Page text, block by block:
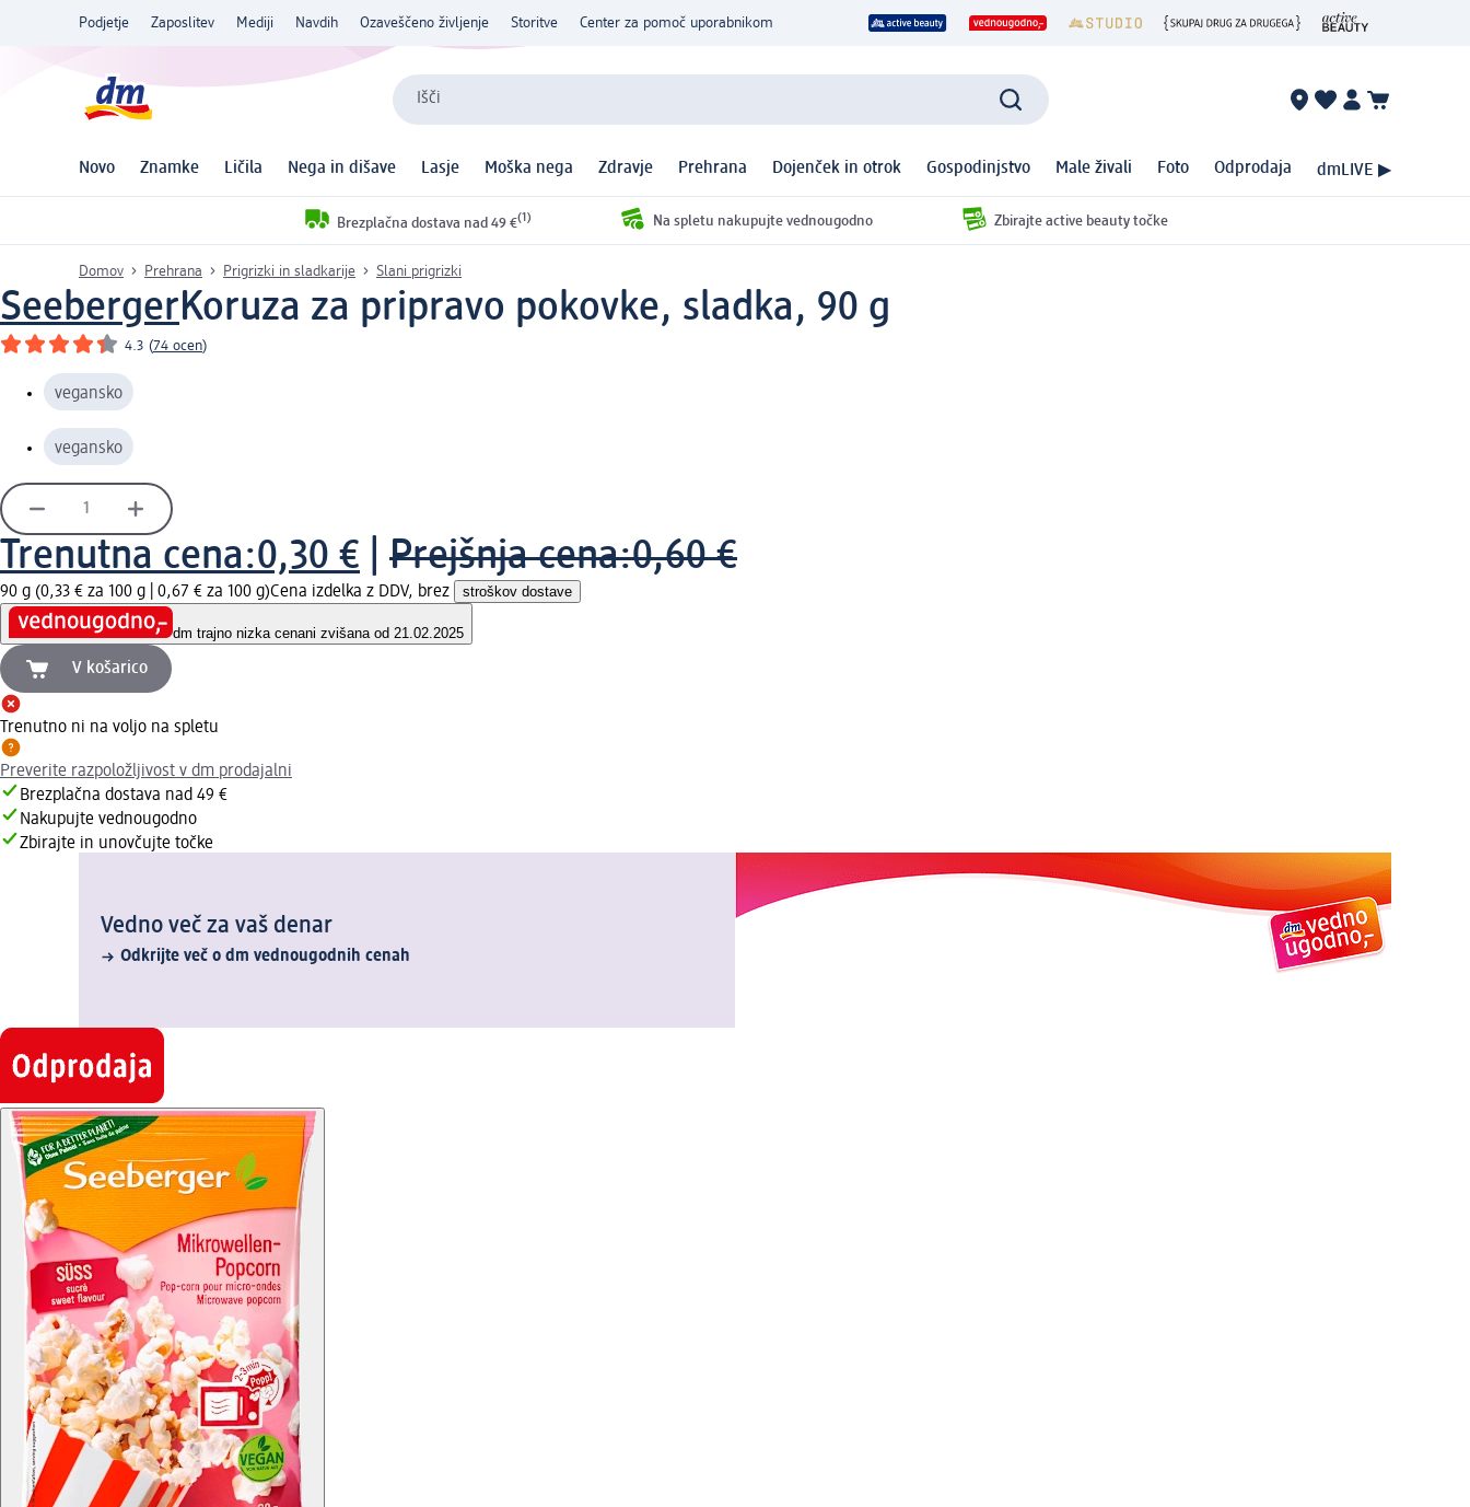
Podjetje Zaposlitev Mediji Navdih Ozaveščeno življenje Storitve Center za pomoč uporabnikom
Išči
Novo Znamke Ličila Nega in dišave Lasje Moška nega Zdravje Prehrana Dojenček in otrok Gospodinjstvo Male živali Foto Odprodaja dmLIVE ▶
Brezplačna dostava nad 49 €(1) Na spletu nakupujte vednougodno Zbirajte active beauty točke
Domov Prehrana Prigrizki in sladkarije Slani prigrizki
SeebergerKoruza za pripravo pokovke, sladka, 90 g
4.3 (74 ocen)
vegansko
vegansko
Trenutna cena:0,30 € Prejšnja cena:0,60 €
90 g (0,33 € za 100 g | 0,67 € za 100 g)Cena izdelka z DDV, brez stroškov dostave
dm trajno nizka cenani zvišana od 21.02.2025
V košarico
Trenutno ni na voljo na spletu
Preverite razpoložljivost v dm prodajalni
Brezplačna dostava nad 49 €
Nakupujte vednougodno
Zbirajte in unovčujte točke
Vedno več za vaš denar
Odkrijte več o dm vednougodnih cenah